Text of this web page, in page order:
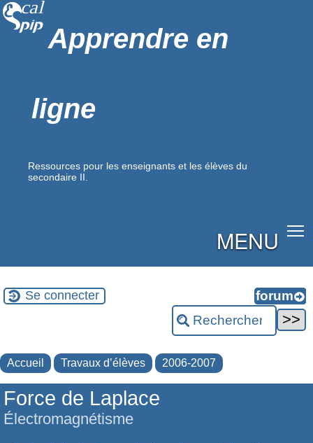
Apprendre en
ligne
Ressources pour les enseignants et les élèves du
secondaire II.
MENU
Se connecter
Accueil Travaux d’élèves 2006-2007
Force de Laplace
Électromagnétisme